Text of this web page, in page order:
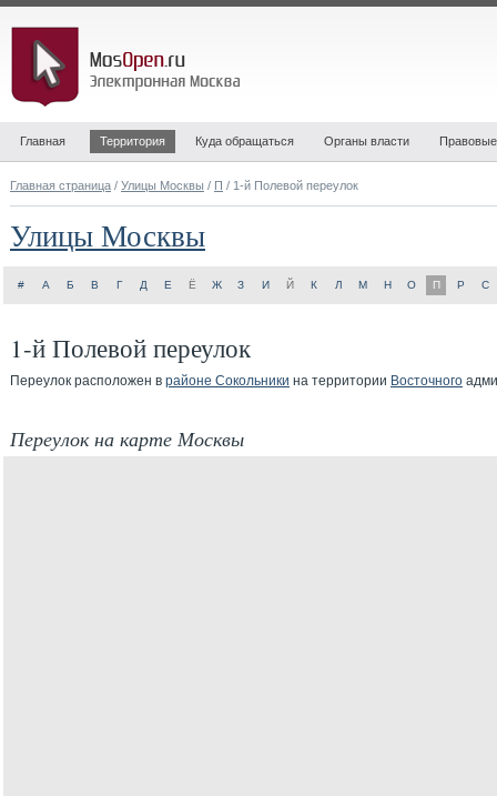
Главная Территория Куда обращаться Органы власти
Главная страница / Улицы Москвы / П / 1-й Полевой переулок
Улицы Москвы
# А Б В Г Д Е Ё Ж З И Й К Л М Н О П Р С
1-й Полевой переулок
Переулок расположен в районе Сокольники на территории Восточного
Переулок на карте Москвы